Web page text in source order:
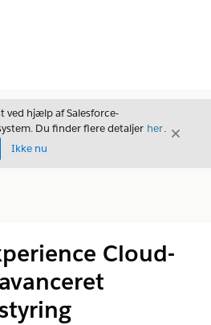
ved hjælp af Salesforce-
Du finder flere detaljer her.
Ikke nu
Luk
Cloud-